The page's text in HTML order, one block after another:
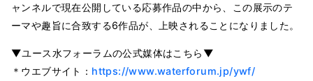
ャンネルで現在公開している応募作品の中から、この展示のテ
ーマや趣旨に合致する6作品が、上映されることになりました。
▼ユース水フォーラムの公式媒体はこちら▼
＊ウエブサイト： https://www.waterforum.jp/ywf/